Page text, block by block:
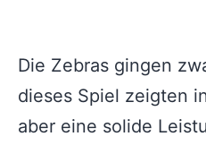
Die Zebras gingen
dieses Spiel zeigten
aber eine solide